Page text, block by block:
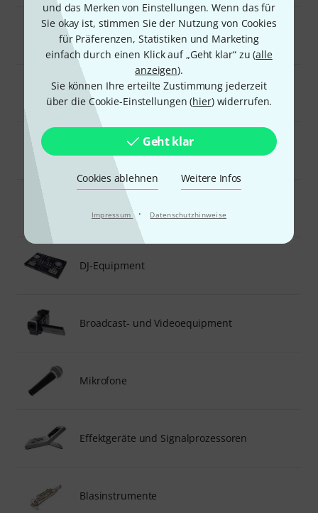
und das Merken von Einstellungen. Wenn das für
Sie okay ist, stimmen Sie der Nutzung von Cookies
für Präferenzen, Statistiken und Marketing
einfach durch einen Klick auf „Geht klar“ zu (alle
anzeigen).
Sie können Ihre erteilte Zustimmung jederzeit
über die Cookie-Einstellungen (hier) widerrufen.
Geht klar
Cookies ablehnen Weitere Infos
Impressum · Datenschutzhinweise
Studio- und Recording-Equipment
Software
PA- und Beschallungsequipment
Licht- und Bühnenequipment
DJ-Equipment
Broadcast- und Videoequipment
Mikrofone
Effektgeräte und Signalprozessoren
Blasinstrumente